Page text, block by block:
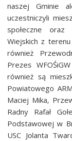
naszej Gminie
uczestniczyli
społeczne oraz
Wiejskich z
również
Prezes
również są
Powiatowego
Maciej Mika,
Radny Rafał
Podstawowej w
USC Jolanta